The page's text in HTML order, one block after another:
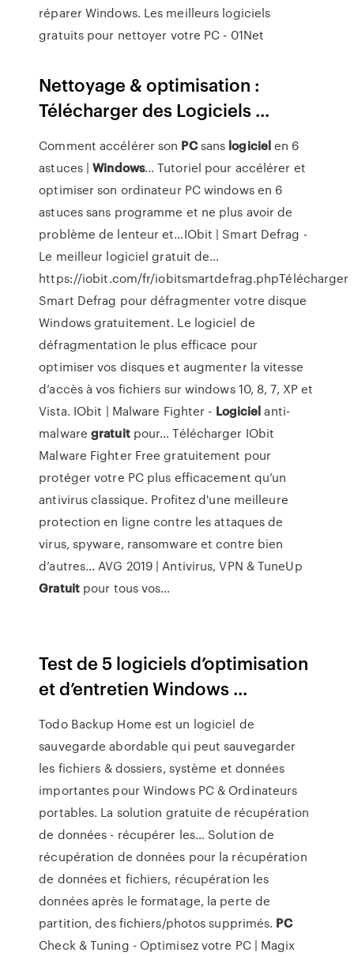
réparer Windows. Les meilleurs logiciels
gratuits pour nettoyer votre PC - 01Net
Nettoyage & optimisation :
Télécharger des Logiciels ...
Comment accélérer son PCsans logicielen 6
astuces |Windows… Tutoriel pour accélérer et
optimiser son ordinateur PC windows en 6
astuces sans programme et ne plus avoir de
problème de lenteur et…IObit | Smart Defrag -
Le meilleur logiciel gratuit de…
https://iobit.com/fr/iobitsmartdefrag.phpTélécharger
Smart Defrag pour défragmenter votre disque
Windows gratuitement. Le logiciel de
défragmentation le plus efficace pour
optimiser vos disques et augmenter la vitesse
d’accès à vos fichiers sur windows 10, 8, 7, XP et
Vista. IObit | Malware Fighter - Logicielanti-
malwaregratuitpour… Télécharger IObit
Malware Fighter Free gratuitement pour
protéger votre PC plus efficacement qu’un
antivirus classique. Profitez d'une meilleure
protection en ligne contre les attaques de
virus, spyware, ransomware et contre bien
d’autres…AVG 2019 | Antivirus, VPN & TuneUp
Gratuitpour tous vos…
Test de 5 logiciels d’optimisation
et d’entretien Windows ...
Todo Backup Home est un logiciel de
sauvegarde abordable qui peut sauvegarder
les fichiers & dossiers, système et données
importantes pour Windows PC & Ordinateurs
portables. La solution gratuite de récupération
de données - récupérer les… Solution de
récupération de données pour la récupération
de données et fichiers, récupération les
données après le formatage, la perte de
partition, des fichiers/photos supprimés. PC
Check & Tuning - Optimisez votre PC | Magix